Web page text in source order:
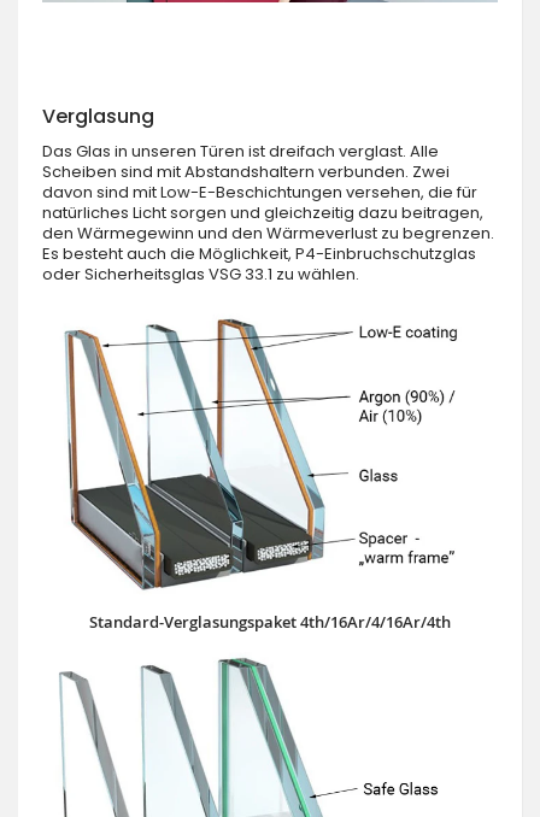
Verglasung
Das Glas in unseren Türen ist dreifach verglast. Alle
Scheiben sind mit Abstandshaltern verbunden. Zwei
davon sind mit Low-E-Beschichtungen versehen, die für
natürliches Licht sorgen und gleichzeitig dazu beitragen,
den Wärmegewinn und den Wärmeverlust zu begrenzen.
Es besteht auch die Möglichkeit, P4-Einbruchschutzglas
oder Sicherheitsglas VSG 33.1 zu wählen.
Standard-Verglasungspaket 4th/16Ar/4/16Ar/4th